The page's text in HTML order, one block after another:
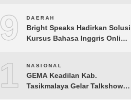
9 DAERAH
Bright Speaks Hadirkan Solusi
Kursus Bahasa Inggris Online
Bicara
10NASIONAL
GEMA Keadilan Kab.
Tasikmalaya Gelar Talkshow